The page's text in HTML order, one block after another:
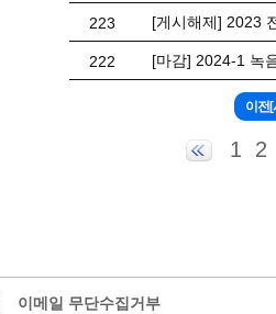
223 [게시해제] 2023
222 [마감] 2024-1 녹
1 2
이메일 무단수집거부